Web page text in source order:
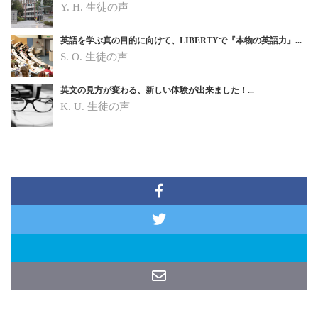
Y. H. 生徒の声
英語を学ぶ真の目的に向けて、LIBERTYで『本物の英語力』...
S. O. 生徒の声
英文の見方が変わる、新しい体験が出来ました！...
K. U. 生徒の声